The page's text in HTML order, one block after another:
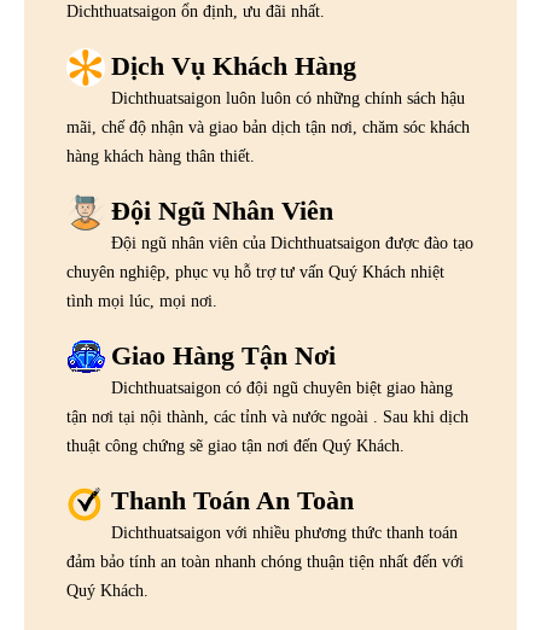
Dichthuatsaigon ổn định, ưu đãi nhất.
Dịch Vụ Khách Hàng
Dichthuatsaigon luôn luôn có những chính sách hậu
mãi, chế độ nhận và giao bản dịch tận nơi, chăm sóc khách
hàng khách hàng thân thiết.
Đội Ngũ Nhân Viên
Đội ngũ nhân viên của Dichthuatsaigon được đào tạo
chuyên nghiệp, phục vụ hỗ trợ tư vấn Quý Khách nhiệt
tình mọi lúc, mọi nơi.
Giao Hàng Tận Nơi
Dichthuatsaigon có đội ngũ chuyên biệt giao hàng
tận nơi tại nội thành, các tỉnh và nước ngoài . Sau khi dịch
thuật công chứng sẽ giao tận nơi đến Quý Khách.
Thanh Toán An Toàn
Dichthuatsaigon với nhiều phương thức thanh toán
đảm bảo tính an toàn nhanh chóng thuận tiện nhất đến với
Quý Khách.